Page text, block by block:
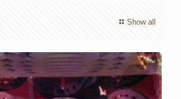
Show all